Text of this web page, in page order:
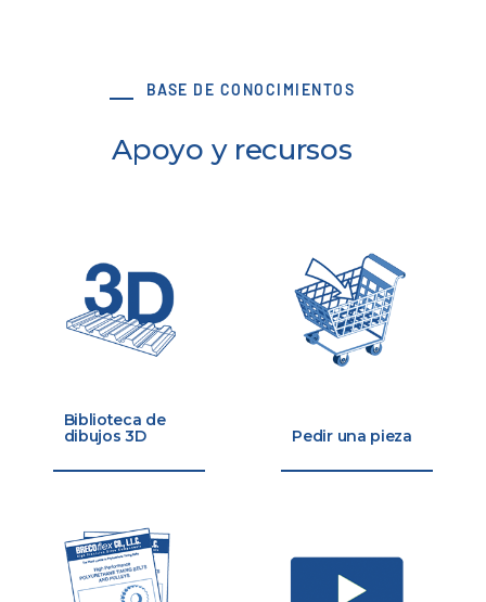
BASE DE CONOCIMIENTOS
Apoyo y recursos
Biblioteca de
dibujos 3D
Pedir una pieza